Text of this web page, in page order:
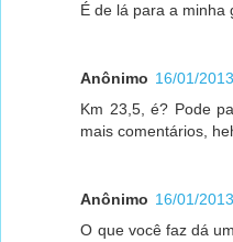
É de lá para a minha
Anônimo 16/01/
Km 23,5, é? Pode
mais comentários,
Anônimo 16/01/
O que você faz dá